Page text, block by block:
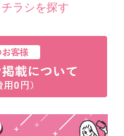
別ポイント付与キ
ラシを探す